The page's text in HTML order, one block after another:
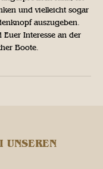
und vielleicht sogar
auszugeben.
Euer Interesse an der
Boote.
UNSEREN